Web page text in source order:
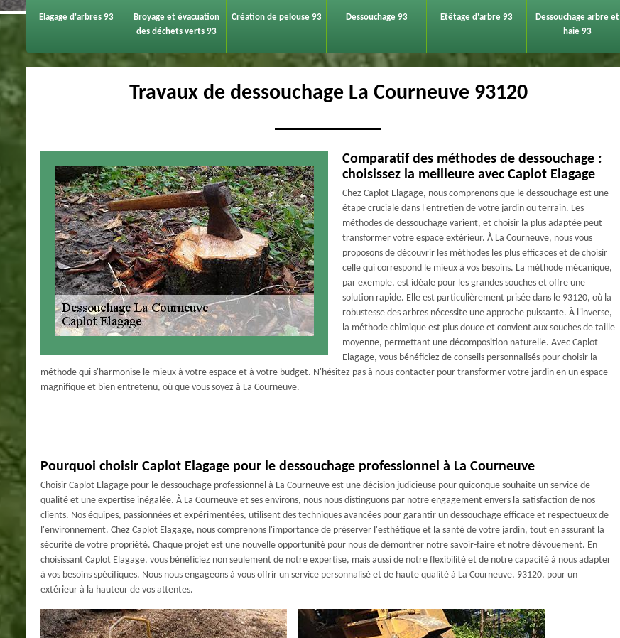
Elagage d'arbres 93
Broyage et évacuation
des déchets verts 93
Création de pelouse 93 Dessouchage 93 Etêtage d'arbre 93
Dessouchage arbre et
haie 93
Travaux de dessouchage La Courneuve 93120
Comparatif des méthodes de dessouchage :
choisissez la meilleure avec Caplot Elagage
Chez Caplot Elagage, nous comprenons que le dessouchage est une
étape cruciale dans l'entretien de votre jardin ou terrain. Les
méthodes de dessouchage varient, et choisir la plus adaptée peut
transformer votre espace extérieur. À La Courneuve, nous vous
proposons de découvrir les méthodes les plus efficaces et de choisir
celle qui correspond le mieux à vos besoins. La méthode mécanique,
par exemple, est idéale pour les grandes souches et offre une
solution rapide. Elle est particulièrement prisée dans le 93120, où la
robustesse des arbres nécessite une approche puissante. À l'inverse,
la méthode chimique est plus douce et convient aux souches de taille
moyenne, permettant une décomposition naturelle. Avec Caplot
Elagage, vous bénéficiez de conseils personnalisés pour choisir la
méthode qui s'harmonise le mieux à votre espace et à votre budget. N'hésitez pas à nous contacter pour transformer votre jardin en un espace
magnifique et bien entretenu, où que vous soyez à La Courneuve.
Pourquoi choisir Caplot Elagage pour le dessouchage professionnel à La Courneuve
Choisir Caplot Elagage pour le dessouchage professionnel à La Courneuve est une décision judicieuse pour quiconque souhaite un service de
qualité et une expertise inégalée. À La Courneuve et ses environs, nous nous distinguons par notre engagement envers la satisfaction de nos
clients. Nos équipes, passionnées et expérimentées, utilisent des techniques avancées pour garantir un dessouchage efficace et respectueux de
l'environnement. Chez Caplot Elagage, nous comprenons l'importance de préserver l'esthétique et la santé de votre jardin, tout en assurant la
sécurité de votre propriété. Chaque projet est une nouvelle opportunité pour nous de démontrer notre savoir-faire et notre dévouement. En
choisissant Caplot Elagage, vous bénéficiez non seulement de notre expertise, mais aussi de notre flexibilité et de notre capacité à nous adapter
à vos besoins spécifiques. Nous nous engageons à vous offrir un service personnalisé et de haute qualité à La Courneuve, 93120, pour un
extérieur à la hauteur de vos attentes.